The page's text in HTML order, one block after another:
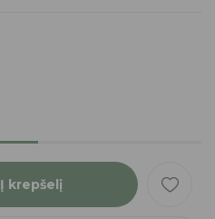
Į krepšelį